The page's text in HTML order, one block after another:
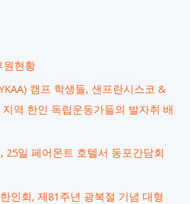
원현황
캠프 학생들, 샌프란시스코 &
역 한인 독립운동가들의 발자취 배
25일 페어몬트 호텔서 동포간담회
인회, 제81주년 광복절 기념 대형